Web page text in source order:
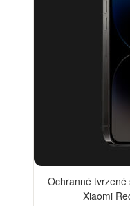
Ochranné
Xiaomi